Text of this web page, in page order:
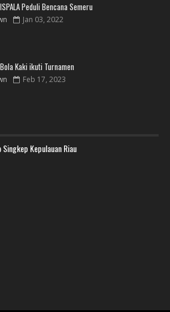
Peduli Bencana Semeru
Jan 03, 2022
Kaki ikuti Turnamen
Feb 17, 2023
Kepulauan Riau